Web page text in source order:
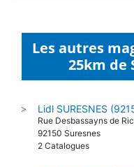
Les autres
25km de
> Lidl SURESNES
Rue Desbassayns de
92150 Suresnes
2 Catalogues